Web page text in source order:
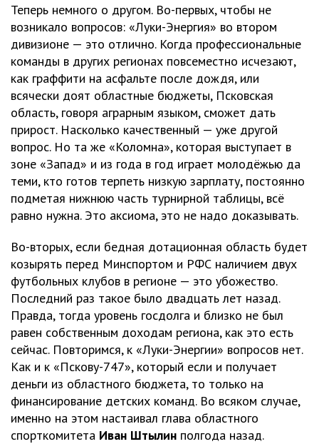
Теперь немного о другом. Во-первых, чтобы не
возникало вопросов: «Луки-Энергия» во втором
дивизионе — это отлично. Когда профессиональные
команды в других регионах повсеместно исчезают,
как граффити на асфальте после дождя, или
всячески доят областные бюджеты, Псковская
область, говоря аграрным языком, сможет дать
прирост. Насколько качественный — уже другой
вопрос. Но та же «Коломна», которая выступает в
зоне «Запад» и из года в год играет молодёжью да
теми, кто готов терпеть низкую зарплату, постоянно
подметая нижнюю часть турнирной таблицы, всё
равно нужна. Это аксиома, это не надо доказывать.
Во-вторых, если бедная дотационная область будет
козырять перед Минспортом и РФС наличием двух
футбольных клубов в регионе — это убожество.
Последний раз такое было двадцать лет назад.
Правда, тогда уровень госдолга и близко не был
равен собственным доходам региона, как это есть
сейчас. Повторимся, к «Луки-Энергии» вопросов нет.
Как и к «Пскову-747», который если и получает
деньги из областного бюджета, то только на
финансирование детских команд. Во всяком случае,
именно на этом настаивал глава областного
спорткомитета Иван Штылин полгода назад.